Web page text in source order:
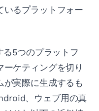
いるプラットフォー
る5つのプラットフ
ーケティングを切り
実際に生成するも
、ウェブ用の真